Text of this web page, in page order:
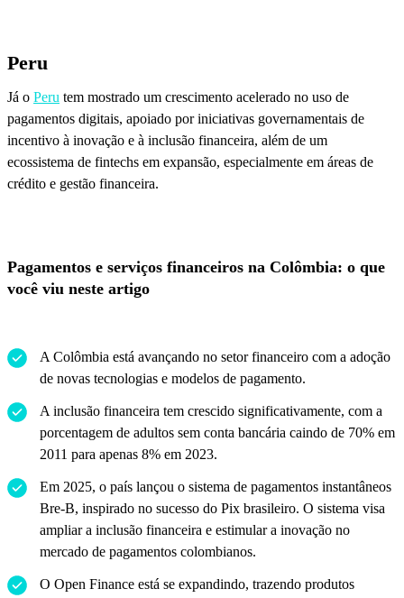
Peru
Já o Peru tem mostrado um crescimento acelerado no uso de
pagamentos digitais, apoiado por iniciativas governamentais de
incentivo à inovação e à inclusão financeira, além de um
ecossistema de fintechs em expansão, especialmente em áreas de
crédito e gestão financeira.
Pagamentos e serviços financeiros na Colômbia: o que
você viu neste artigo
A Colômbia está avançando no setor financeiro com a adoção
de novas tecnologias e modelos de pagamento.
A inclusão financeira tem crescido significativamente, com a
porcentagem de adultos sem conta bancária caindo de 70% em
2011 para apenas 8% em 2023.
Em 2025, o país lançou o sistema de pagamentos instantâneos
Bre-B, inspirado no sucesso do Pix brasileiro. O sistema visa
ampliar a inclusão financeira e estimular a inovação no
mercado de pagamentos colombianos.
O Open Finance está se expandindo, trazendo produtos